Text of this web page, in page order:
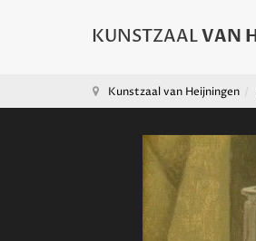
Kunstzaal van Heijningen